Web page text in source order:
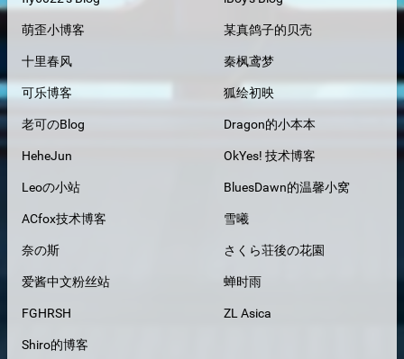
萌歪小博客 某真鸽子的贝壳
十里春风 秦枫鸢梦
可乐博客 狐绘初映
老可のBlog Dragon的小本本
HeheJun OkYes! 技术博客
Leoの小站 BluesDawn的温馨小窝
ACfox技术博客 雪曦
奈の斯 さくら荘後の花園
爱酱中文粉丝站 蝉时雨
FGHRSH ZL Asica
Shiro的博客